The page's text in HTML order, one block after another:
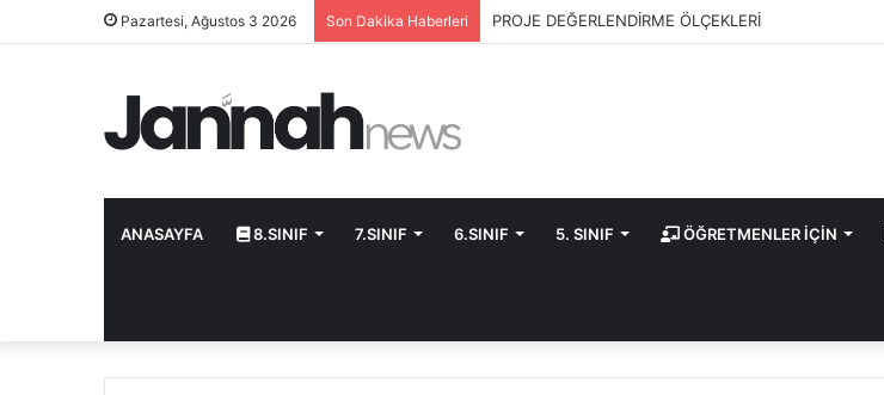
Pazartesi, Ağustos 3 2026 Son Dakika Haberleri PROJE DEĞERLENDİRME ÖLÇEKLERİ
ANASAYFA 8.SINIF 7.SINIF 6.SINIF 5. SINIF ÖĞRETMENLER İÇİN